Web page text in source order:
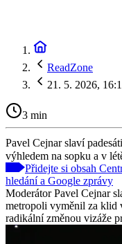
ReadZone
21. 5. 2026,
3 min
Pavel Cejnar slaví
výhledem na sopku a v
Přidejte si obsah
hledání a Google zprávy
Moderátor Pavel Cejnar
metropoli vyměnil za klid
radikální změnou vizáže